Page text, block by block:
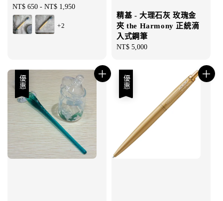
Regular
price
NT$ 650 - NT$ 1,950
+2
精基 - 大理石灰 玫瑰金
夾 the Harmony 正統滴
入式鋼筆
Regular
NT$ 5,000
優惠 優惠